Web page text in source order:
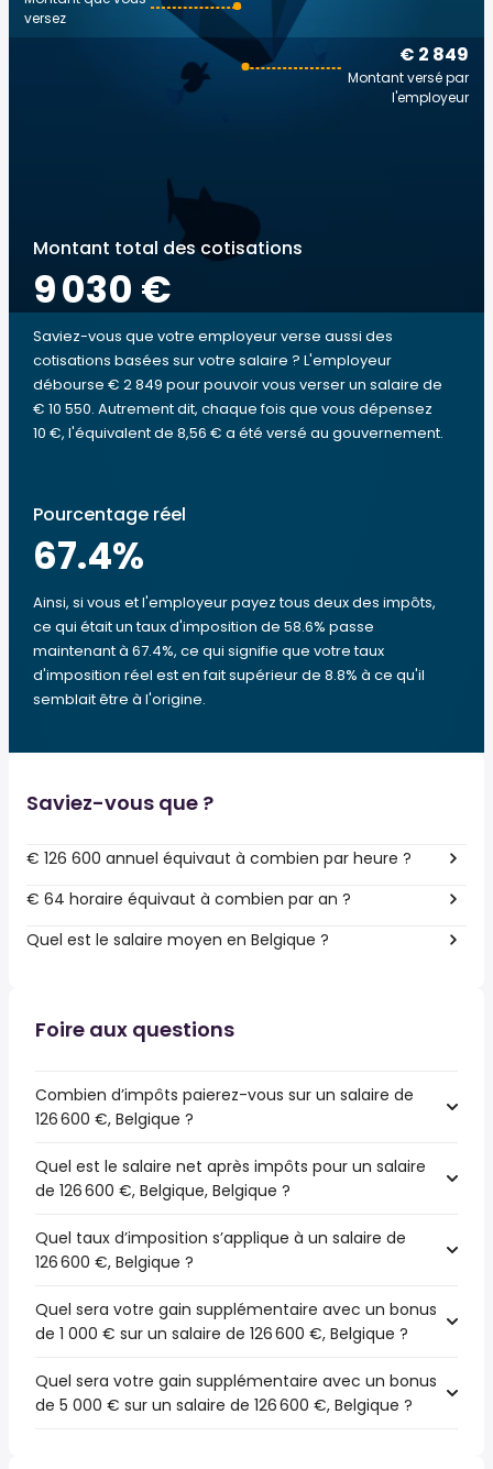
€ 2 849
Montant versé par
l'employeur
versez
Montant total des cotisations
9 030 €
Saviez-vous que votre employeur verse aussi des
cotisations basées sur votre salaire ? L'employeur
débourse € 2 849 pour pouvoir vous verser un salaire de
€ 10 550. Autrement dit, chaque fois que vous dépensez
10 €, l'équivalent de 8,56 € a été versé au gouvernement.
Pourcentage réel
67.4%
Ainsi, si vous et l'employeur payez tous deux des impôts,
ce qui était un taux d'imposition de 58.6% passe
maintenant à 67.4%, ce qui signifie que votre taux
d'imposition réel est en fait supérieur de 8.8% à ce qu'il
semblait être à l'origine.
Saviez-vous que ?
€ 126 600 annuel équivaut à combien par heure ?
€ 64 horaire équivaut à combien par an ?
Quel est le salaire moyen en Belgique ?
Foire aux questions
Combien d’impôts paierez-vous sur un salaire de
126 600 €, Belgique ?
Quel est le salaire net après impôts pour un salaire
de 126 600 €, Belgique, Belgique ?
Quel taux d’imposition s’applique à un salaire de
126 600 €, Belgique ?
Quel sera votre gain supplémentaire avec un bonus
de 1 000 € sur un salaire de 126 600 €, Belgique ?
Quel sera votre gain supplémentaire avec un bonus
de 5 000 € sur un salaire de 126 600 €, Belgique ?